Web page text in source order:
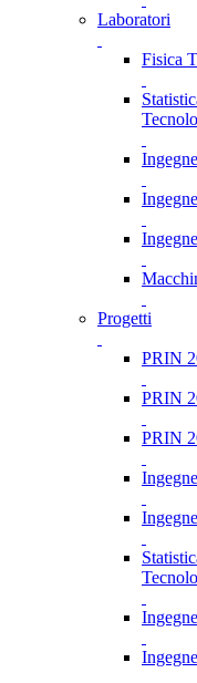
Laboratori
Fisica
Progetti
PRIN
PRIN
PRIN